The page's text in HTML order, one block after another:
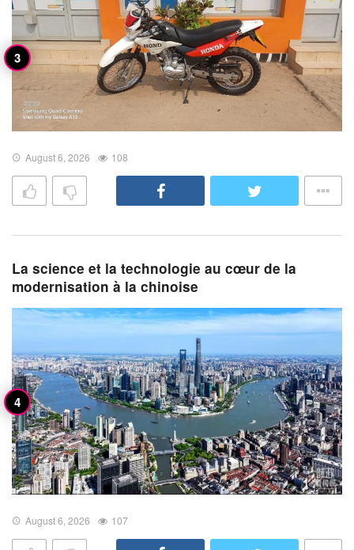
August 6, 2026 108
La science et la technologie au cœur de la
modernisation à la chinoise
August 6, 2026 107